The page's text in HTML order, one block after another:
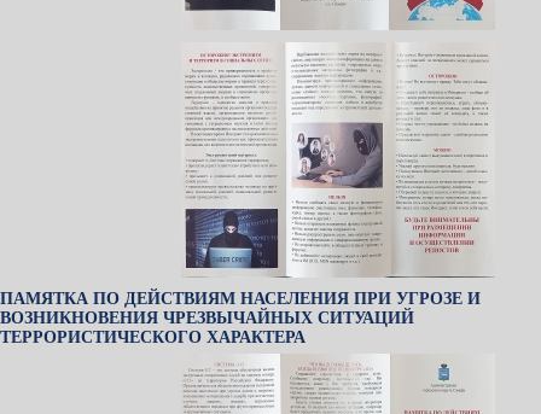
ПАМЯТКА ПО ДЕЙСТВИЯМ НАСЕЛЕНИЯ ПРИ УГРОЗЕ И
ВОЗНИКНОВЕНИЯ ЧРЕЗВЫЧАЙНЫХ СИТУАЦИЙ
ТЕРРОРИСТИЧЕСКОГО ХАРАКТЕРА